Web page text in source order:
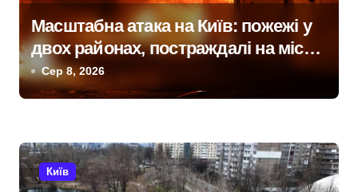
Масштабна атака на Київ: пожежі у
двох районах, постраждалі на місці
події
Сер 8, 2026
Київ